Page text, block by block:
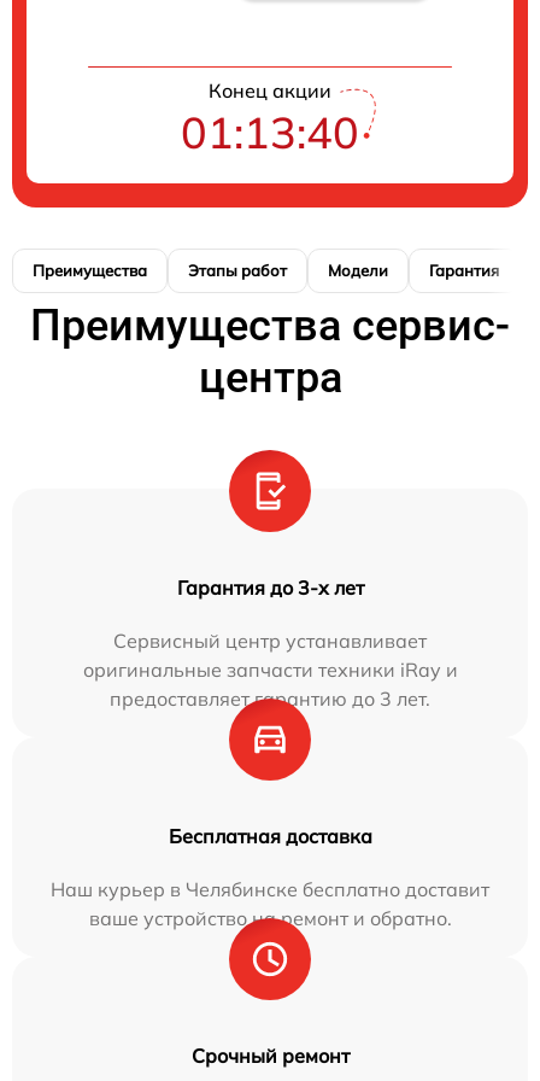
Конец акции
01:13:40
Преимущества Этапы работ Модели Гарантия
Преимущества сервис-
центра
Гарантия до 3-х лет
Сервисный центр устанавливает
оригинальные запчасти техники iRay и
предоставляет гарантию до 3 лет.
Бесплатная доставка
Наш курьер в Челябинске бесплатно доставит
ваше устройство на ремонт и обратно.
Срочный ремонт